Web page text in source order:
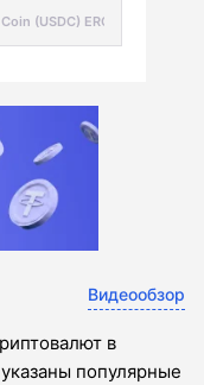
Видеообзор
в
популярные